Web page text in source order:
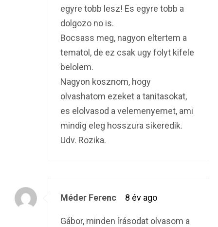
egyre tobb lesz! Es egyre tobb a
dolgozo no is.
Bocsass meg, nagyon eltertem a
tematol, de ez csak ugy folyt kifele
belolem.
Nagyon kosznom, hogy
olvashatom ezeket a tanitasokat,
es elolvasod a velemenyemet, ami
mindig eleg hosszura sikeredik.
Udv. Rozika.
Méder Ferenc 8 év ago
Gábor, minden írásodat olvasom a